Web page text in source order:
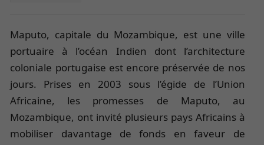
Maputo, capitale du Mozambique, est une ville
portuaire à l’océan Indien dont l’architecture
coloniale portugaise est encore préservée de nos
jours. Prises en 2003 sous l’égide de l’Union
Africaine, les promesses de Maputo, au
Mozambique, ont invité plusieurs pays Africains à
mobiliser davantage de fonds en faveur de